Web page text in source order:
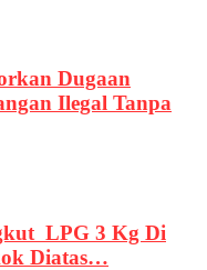
Dugaan
Ilegal Tanpa
LPG 3 Kg Di
Diatas…